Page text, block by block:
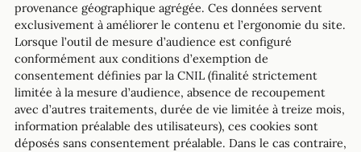
provenance géographique agrégée. Ces données servent
exclusivement à améliorer le contenu et l’ergonomie du site.
Lorsque l’outil de mesure d’audience est configuré
conformément aux conditions d’exemption de
consentement définies par la CNIL (finalité strictement
limitée à la mesure d’audience, absence de recoupement
avec d’autres traitements, durée de vie limitée à treize mois,
information préalable des utilisateurs), ces cookies sont
déposés sans consentement préalable. Dans le cas contraire,